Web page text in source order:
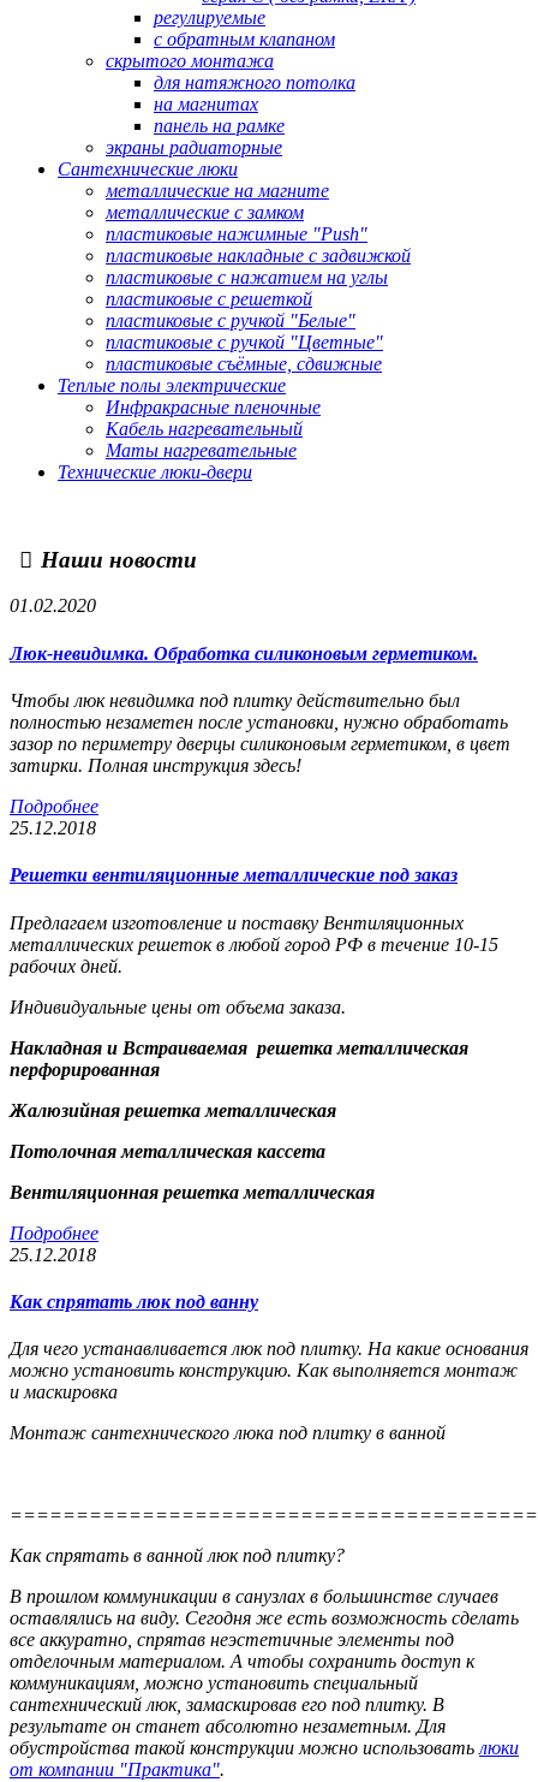
регулируемые
с обратным клапаном
скрытого монтажа
для натяжного потолка
на магнитах
панель на рамке
экраны радиаторные
Сантехнические люки
металлические на магните
металлические с замком
пластиковые нажимные "Push"
пластиковые накладные с задвижкой
пластиковые с нажатием на углы
пластиковые с решеткой
пластиковые с ручкой "Белые"
пластиковые с ручкой "Цветные"
пластиковые съёмные, сдвижные
Теплые полы электрические
Инфракрасные пленочные
Кабель нагревательный
Маты нагревательные
Технические люки-двери
Наши новости
01.02.2020
Люк-невидимка. Обработка силиконовым герметиком.
Чтобы люк невидимка под плитку действительно был
полностью незаметен после установки, нужно обработать
зазор по периметру дверцы силиконовым герметиком, в цвет
затирки. Полная инструкция здесь!
Подробнее
25.12.2018
Решетки вентиляционные металлические под заказ
Предлагаем изготовление и поставку Вентиляционных
металлических решеток в любой город РФ в течение 10-15
рабочих дней.
Индивидуальные цены от объема заказа.
Накладная и Встраиваемая решетка металлическая
перфорированная
Жалюзийная решетка металлическая
Потолочная металлическая кассета
Вентиляционная решетка металлическая
Подробнее
25.12.2018
Как спрятать люк под ванну
Для чего устанавливается люк под плитку. На какие основания
можно установить конструкцию. Как выполняется монтаж
и маскировка
Монтаж сантехнического люка под плитку в ванной
Как спрятать в ванной люк под плитку?
В прошлом коммуникации в санузлах в большинстве случаев
оставлялись на виду. Сегодня же есть возможность сделать
все аккуратно, спрятав неэстетичные элементы под
отделочным материалом. А чтобы сохранить доступ к
коммуникациям, можно установить специальный
сантехнический люк, замаскировав его под плитку. В
результате он станет абсолютно незаметным. Для
обустройства такой конструкции можно использовать люки
от компании "Практика".